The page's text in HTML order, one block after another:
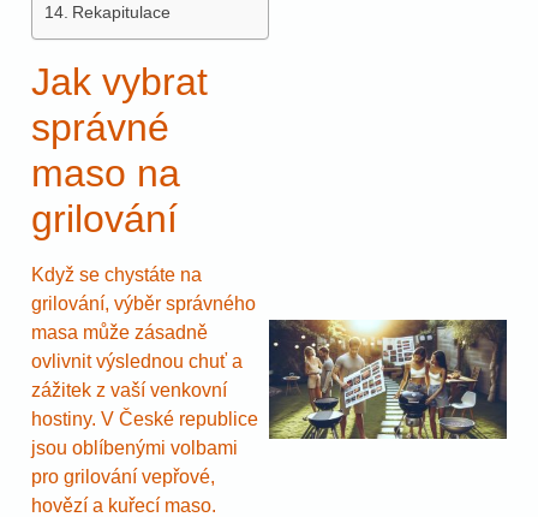
Rekapitulace
Jak vybrat
správné
maso na
grilování
Když se chystáte na
grilování, výběr správného
masa může zásadně
ovlivnit výslednou chuť a
zážitek z vaší venkovní
hostiny. V České republice
jsou oblíbenými volbami
pro grilování vepřové,
hovězí a kuřecí maso.